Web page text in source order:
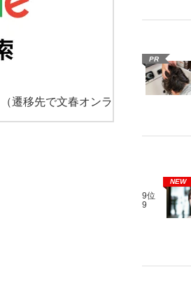
（遷移先で文春オンラ
PR
9位
9
NEW